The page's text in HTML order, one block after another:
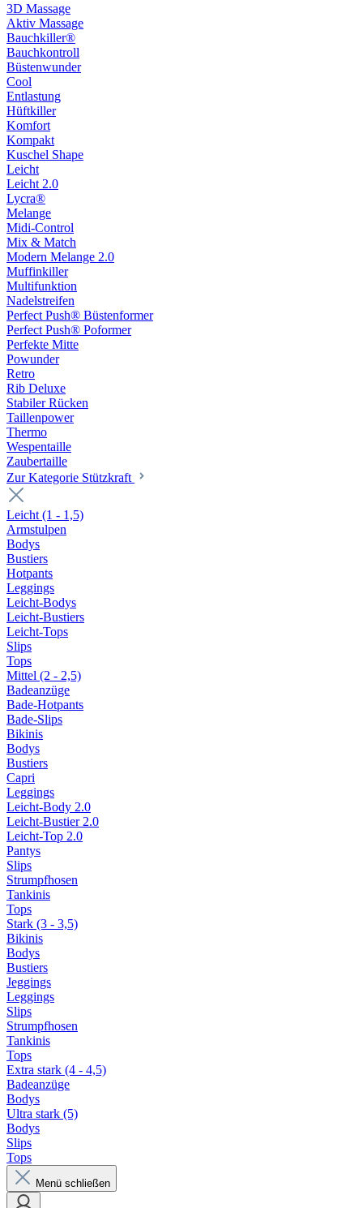
3D Massage
Aktiv Massage
Bauchkiller®
Bauchkontroll
Büstenwunder
Cool
Entlastung
Hüftkiller
Komfort
Kompakt
Kuschel Shape
Leicht
Leicht 2.0
Lycra®
Melange
Midi-Control
Mix & Match
Modern Melange 2.0
Muffinkiller
Multifunktion
Nadelstreifen
Perfect Push® Büstenformer
Perfect Push® Poformer
Perfekte Mitte
Powunder
Retro
Rib Deluxe
Stabiler Rücken
Taillenpower
Thermo
Wespentaille
Zaubertaille
Zur Kategorie Stützkraft
Leicht (1 - 1,5)
Armstulpen
Bodys
Bustiers
Hotpants
Leggings
Leicht-Bodys
Leicht-Bustiers
Leicht-Tops
Slips
Tops
Mittel (2 - 2,5)
Badeanzüge
Bade-Hotpants
Bade-Slips
Bikinis
Bodys
Bustiers
Capri
Leggings
Leicht-Body 2.0
Leicht-Bustier 2.0
Leicht-Top 2.0
Pantys
Slips
Strumpfhosen
Tankinis
Tops
Stark (3 - 3,5)
Bikinis
Bodys
Bustiers
Jeggings
Leggings
Slips
Strumpfhosen
Tankinis
Tops
Extra stark (4 - 4,5)
Badeanzüge
Bodys
Ultra stark (5)
Bodys
Slips
Tops
Menü schließen